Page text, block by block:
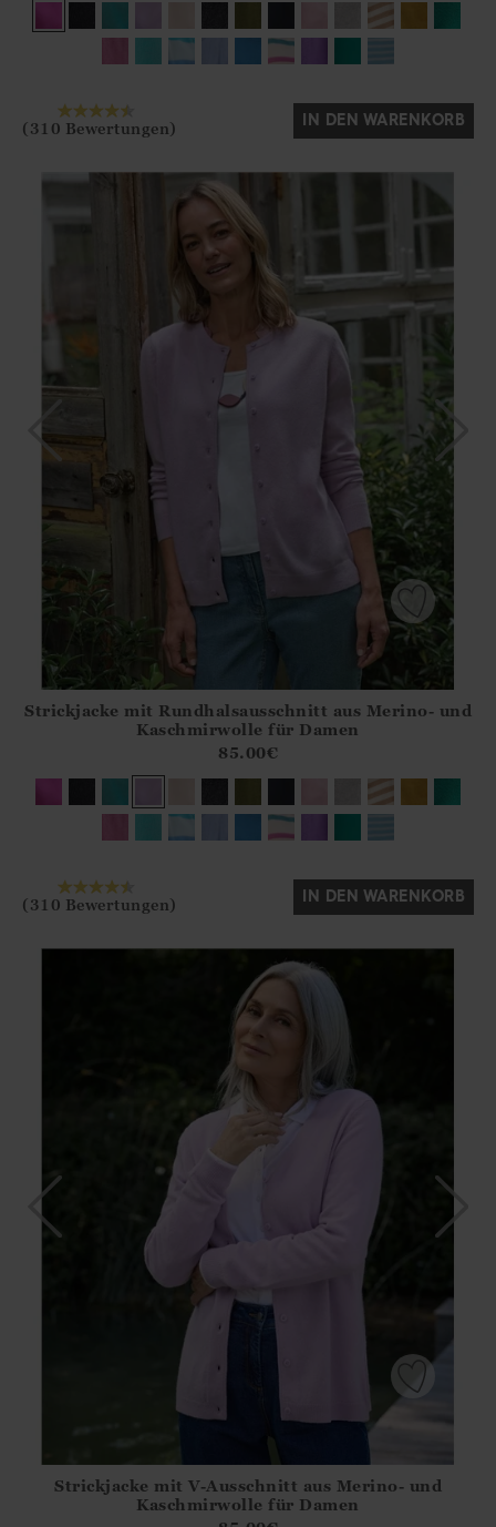
Ja Nein
(310 Bewertungen) IN DEN WARENKORB
?? ""
Ja Nein
Strickjacke mit Rundhalsausschnitt aus Merino- und
Kaschmirwolle für Damen
85.00€
(310 Bewertungen) IN DEN WARENKORB
Strickjacke mit V-Ausschnitt aus Merino- und
Kaschmirwolle für Damen